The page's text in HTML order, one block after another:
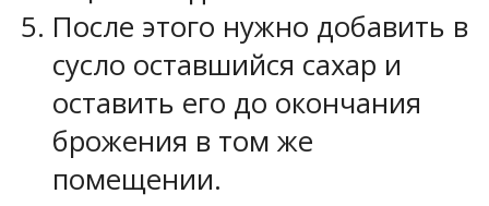
После этого нужно добавить в
сусло оставшийся сахар и
оставить его до окончания
брожения в том же
помещении.